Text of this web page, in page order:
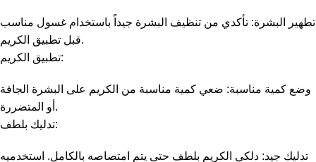
تطهير البشرة: تأكدي من تنظيف البشرة جيداً باستخدام غسول مناسب
قبل تطبيق الكريم.
تطبيق الكريم:
وضع كمية مناسبة: ضعي كمية مناسبة من الكريم على البشرة الجافة
أو المتضررة.
تدليك بلطف:
تدليك جيد: دلكي الكريم بلطف حتى يتم امتصاصه بالكامل. استخدميه